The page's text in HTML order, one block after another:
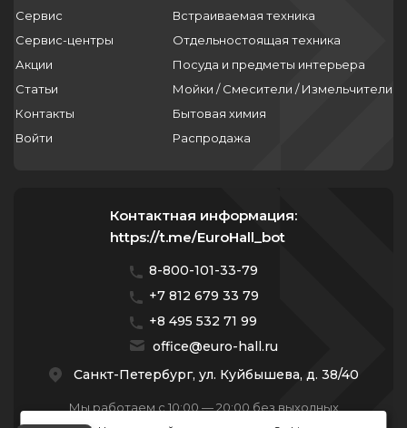
Сервис
Сервис-центры
Акции
Статьи
Контакты
Войти
Встраиваемая техника
Отдельностоящая техника
Посуда и предметы интерьера
Мойки / Смесители / Измельчители
Бытовая химия
Распродажа
Контактная информация:
https://t.me/EuroHall_bot
8-800-101-33-79
+7 812 679 33 79
+8 495 532 71 99
office@euro-hall.ru
Санкт-Петербург, ул. Куйбышева, д. 38/40
Мы работаем с 10:00 — 20:00 без выходных